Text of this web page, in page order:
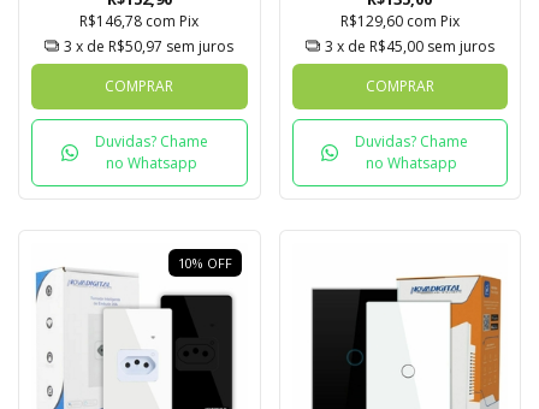
R$146,78 com Pix
3 x de R$50,97 sem juros
COMPRAR
Duvidas? Chame
no Whatsapp
R$129,60 com Pix
3 x de R$45,00 sem juros
COMPRAR
Duvidas? Chame
no Whatsapp
10% OFF